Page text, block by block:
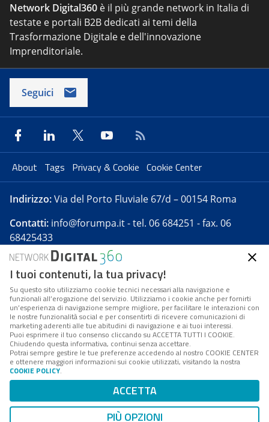
Network Digital360 è il più grande network in Italia di
testate e portali B2B dedicati ai temi della
Trasformazione Digitale e dell'innovazione
Imprenditoriale.
Seguici
About Tags Privacy & Cookie Cookie Center
Indirizzo:Via del Porto Fluviale 67/d – 00154 Roma
Contatti: info@forumpa.it- tel. 06 684251 - fax. 06
68425433
Forumpa.itè una pubblicazione telematica iscritta
presso Registro della stampa del Tribunale di Roma -
Reg. n. 182 del 2 maggio 2008 - Direttore resp. Michela
Stentella
FPA s.r.l. è società soggetta a Direzione e
Coordinamento da parte di Digital360 S.p.A. - FPA s.r.l.
è un'azienda certificata per il sistema di management
Codice Fiscale/Partita IVA n. 10693191008 - R.E.A. Roma
n. 1249791. ISP AWS
Mappa del sito
I tuoi contenuti, la tua privacy!
Su questo sito utilizziamo cookie tecnici necessari alla navigazione e
funzionali all’erogazione del servizio. Utilizziamo i cookie anche per fornirti
un’esperienza di navigazione sempre migliore, per facilitare le interazioni con
le nostre funzionalità social e per consentirti di ricevere comunicazioni di
marketing aderenti alle tue abitudini di navigazione e ai tuoi interessi.
Puoi esprimere il tuo consenso cliccando su ACCETTA TUTTI I COOKIE.
Chiudendo questa informativa, continui senza accettare.
Potrai sempre gestire le tue preferenze accedendo al nostro COOKIE CENTER
e ottenere maggiori informazioni sui cookie utilizzati, visitando la nostra
COOKIE POLICY.
ACCETTA
PIÙ OPZIONI